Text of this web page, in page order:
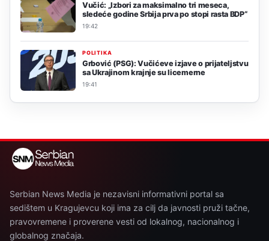
Vučić: „Izbori za maksimalno tri meseca,
sledeće godine Srbija prva po stopi rasta BDP“
19:42
POLITIKA
Grbović (PSG): Vučićeve izjave o prijateljstvu
sa Ukrajinom krajnje su licemerne
19:41
Serbian News Media je nezavisni informativni portal sa
sedištem u Kragujevcu koji ima za cilj da javnosti pruži tačne,
pravovremene i proverene vesti od lokalnog, nacionalnog i
globalnog značaja.